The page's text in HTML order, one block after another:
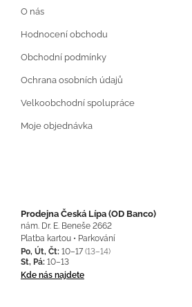
O nás
Hodnocení obchodu
Obchodní podmínky
Ochrana osobních údajů
Velkoobchodní spolupráce
Moje objednávka
Prodejna Česká Lípa (OD Banco)
nám. Dr. E. Beneše 2662
Platba kartou • Parkování
Po, Út, Čt: 10–17 (13–14)
St, Pá: 10–13
Kde nás najdete